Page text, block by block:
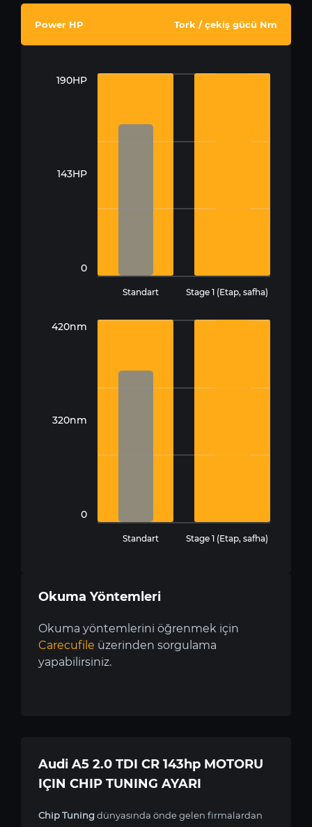
Power HP Tork / çekiş gücü Nm
190HP
143HP
0
Standart Stage 1 (Etap, safha)
420nm
320nm
0
Standart Stage 1 (Etap, safha)
Okuma Yöntemleri
Okuma yöntemlerini öğrenmek için
Carecufile üzerinden sorgulama
yapabilirsiniz.
Audi A5 2.0 TDI CR 143hp MOTORU
IÇIN CHIP TUNING AYARI
Chip Tuningdünyasında önde gelen firmalardan